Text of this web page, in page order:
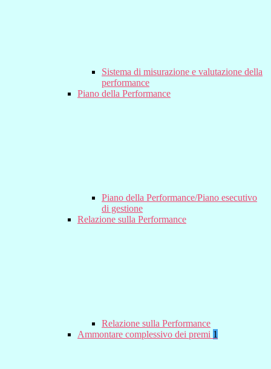
Sistema di misurazione e valutazione della
performance
Piano della Performance
Piano della Performance/Piano esecutivo
di gestione
Relazione sulla Performance
Relazione sulla Performance
Ammontare complessivo dei premi 1